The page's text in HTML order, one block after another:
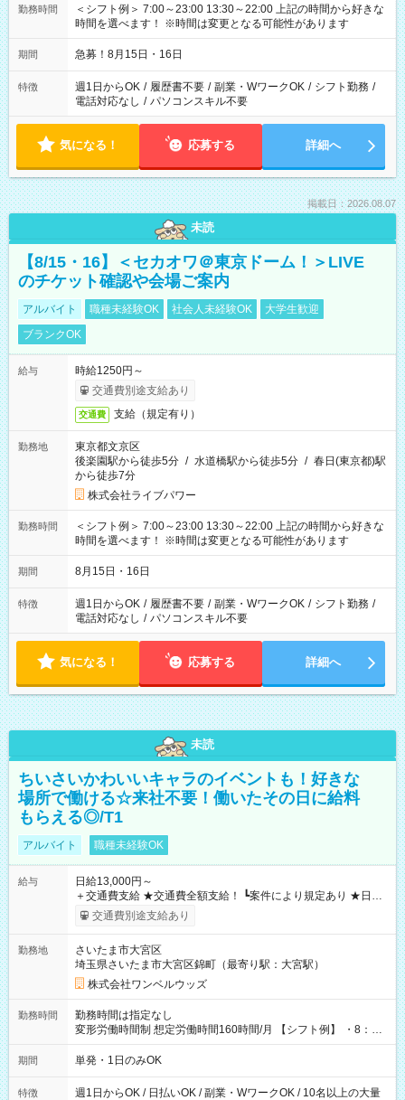
勤務時間
＜シフト例＞ 7:00～23:00 13:30～22:00 上記の時間から好きな
時間を選べます！ ※時間は変更となる可能性があります
期間 急募！8月15日・16日
特徴 週1日からOK / 履歴書不要 / 副業・WワークOK / シフト勤務 /
電話対応なし / パソコンスキル不要
気になる！ 応募する 詳細へ
掲載日：2026.08.07
未読
【8/15・16】＜セカオワ＠東京ドーム！＞LIVE
のチケット確認や会場ご案内
アルバイト 職種未経験OK 社会人未経験OK
大学生歓迎
ブランクOK
給与
時給1250円～
交通費別途支給あり
交通費 支給（規定有り）
勤務地
東京都文京区
後楽園駅から徒歩5分 / 水道橋駅から徒歩5分 / 春日(東京都)駅
から徒歩7分
株式会社ライブパワー
勤務時間
＜シフト例＞ 7:00～23:00 13:30～22:00 上記の時間から好きな
時間を選べます！ ※時間は変更となる可能性があります
期間 8月15日・16日
特徴 週1日からOK / 履歴書不要 / 副業・WワークOK / シフト勤務 /
電話対応なし / パソコンスキル不要
気になる！ 応募する 詳細へ
未読
ちいさいかわいいキャラのイベントも！好きな
場所で働ける☆来社不要！働いたその日に給料
もらえる◎/T1
アルバイト 職種未経験OK
給与
日給13,000円～
＋交通費支給 ★交通費全額支給！ ┗案件により規定あり ★日払
いOK！（規定あり） ┗働いたその日に現金GET♪ お仕事後はコ
ンビニATMから 日払い分を引き落とせます！ 【試用期間】試
交通費別途支給あり
勤務地
さいたま市大宮区
埼玉県さいたま市大宮区錦町（最寄り駅：大宮駅）
株式会社ワンベルウッズ
勤務時間
勤務時間は指定なし
変形労働時間制 想定労働時間160時間/月 【シフト例】 ・8：00
～21：00
期間 単発・1日のみOK
特徴
週1日からOK / 日払いOK / 副業・WワークOK / 10名以上の大量